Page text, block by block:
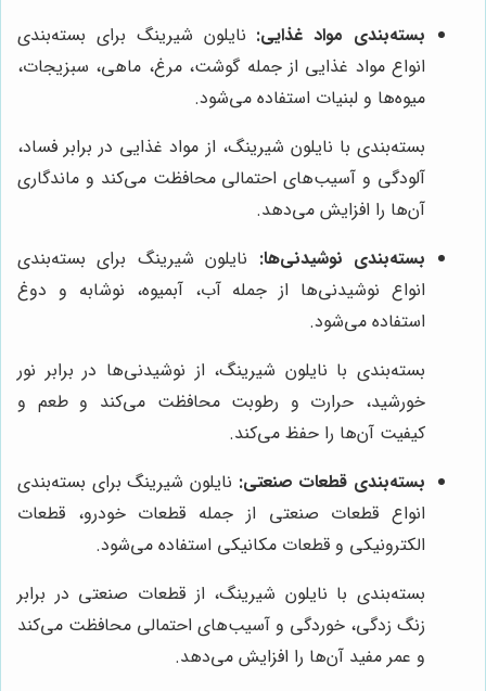
بسته‌بندی مواد غذایی: نایلون شیرینگ برای بسته‌بندی
انواع مواد غذایی از جمله گوشت، مرغ، ماهی، سبزیجات،
میوه‌ها و لبنیات استفاده می‌شود.
بسته‌بندی با نایلون شیرینگ، از مواد غذایی در برابر فساد،
آلودگی و آسیب‌های احتمالی محافظت می‌کند و ماندگاری
آن‌ها را افزایش می‌دهد.
بسته‌بندی نوشیدنی‌ها: نایلون شیرینگ برای بسته‌بندی
انواع نوشیدنی‌ها از جمله آب، آبمیوه، نوشابه و دوغ
استفاده می‌شود.
بسته‌بندی با نایلون شیرینگ، از نوشیدنی‌ها در برابر نور
خورشید، حرارت و رطوبت محافظت می‌کند و طعم و
کیفیت آن‌ها را حفظ می‌کند.
بسته‌بندی قطعات صنعتی: نایلون شیرینگ برای بسته‌بندی
انواع قطعات صنعتی از جمله قطعات خودرو، قطعات
الکترونیکی و قطعات مکانیکی استفاده می‌شود.
بسته‌بندی با نایلون شیرینگ، از قطعات صنعتی در برابر
زنگ زدگی، خوردگی و آسیب‌های احتمالی محافظت می‌کند
و عمر مفید آن‌ها را افزایش می‌دهد.